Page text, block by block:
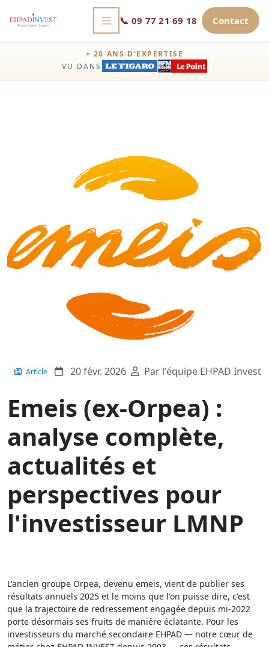
📞 09 77 21 69 18 Contact
+ 20 ANS D'EXPERTISE
VU DANS
Article 20 févr. 2026 Par l'équipe EHPAD Invest
Emeis (ex-Orpea) :
analyse complète,
actualités et
perspectives pour
l'investisseur LMNP
L'ancien groupe Orpea, devenu emeis, vient de publier ses
résultats annuels 2025 et le moins que l'on puisse dire, c'est
que la trajectoire de redressement engagée depuis mi-2022
porte désormais ses fruits de manière éclatante. Pour les
investisseurs du marché secondaire EHPAD — notre cœur de